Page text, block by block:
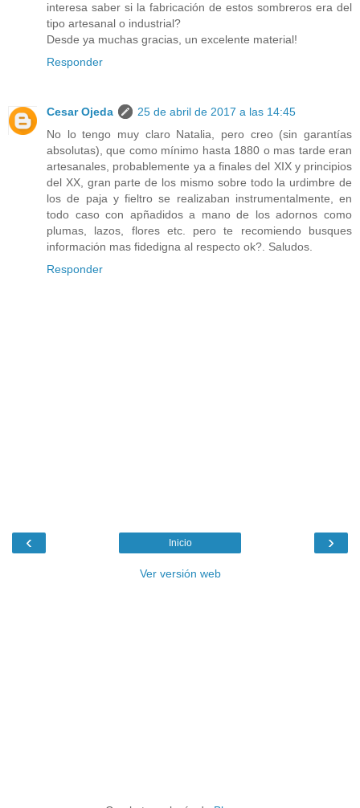
interesa saber si la fabricación de estos sombreros era del
tipo artesanal o industrial?
Desde ya muchas gracias, un excelente material!
Responder
Cesar Ojeda
25 de abril de 2017 a las 14:45
No lo tengo muy claro Natalia, pero creo (sin garantías
absolutas), que como mínimo hasta 1880 o mas tarde eran
artesanales, probablemente ya a finales del XIX y principios
del XX, gran parte de los mismo sobre todo la urdimbre de
los de paja y fieltro se realizaban instrumentalmente, en
todo caso con apñadidos a mano de los adornos como
plumas, lazos, flores etc. pero te recomiendo busques
información mas fidedigna al respecto ok?. Saludos.
Responder
‹ ›
Inicio
Ver versión web